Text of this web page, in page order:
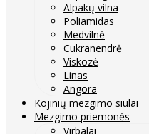
Alpakų vilna
Poliamidas
Medvilnė
Cukranendrė
Viskozė
Linas
Angora
Kojinių mezgimo siūlai
Mezgimo priemonės
Virbalai